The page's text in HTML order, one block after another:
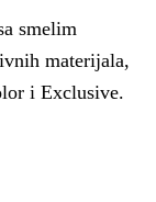
smelim
materijala,
i Exclusive.